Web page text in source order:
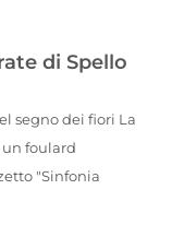
di Spello
segno dei fiori La
un foulard
"Sinfonia